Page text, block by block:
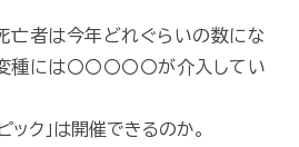
亡者は今年どれぐらいの数にな
種には〇〇〇〇〇が介入してい
ック」は開催できるのか。